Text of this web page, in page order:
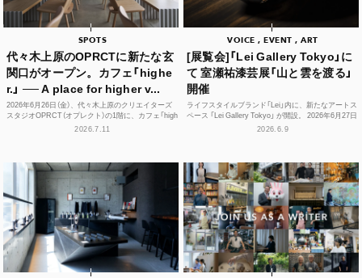
SPOTS
代々木上原のOPRCTに新たな玄
関口がオープン。カフェ「highe
r.」 ── A place for higher v...
2026年6月26日（金）、代々木上原のクリエイターズ
スタジオOPRCT（オプレクト）の1階に、カフェ「high
er.」（ハイアー）がグランドオープンし...
2026.7.11
VOICE , EVENT , ART
[展覧会]「Lei Gallery Tokyo」に
て 室瀬祐漆芸展「山と雲を渡る」
開催
ライフスタイルブランド「Lei」内に、新たなアートス
ペース 「Lei Gallery Tokyo」 が開設。 2026年6月27日
（土）から、初の企画展...2026.6.9